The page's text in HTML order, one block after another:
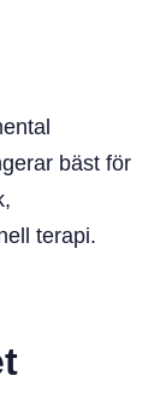
bäst för
terapi.